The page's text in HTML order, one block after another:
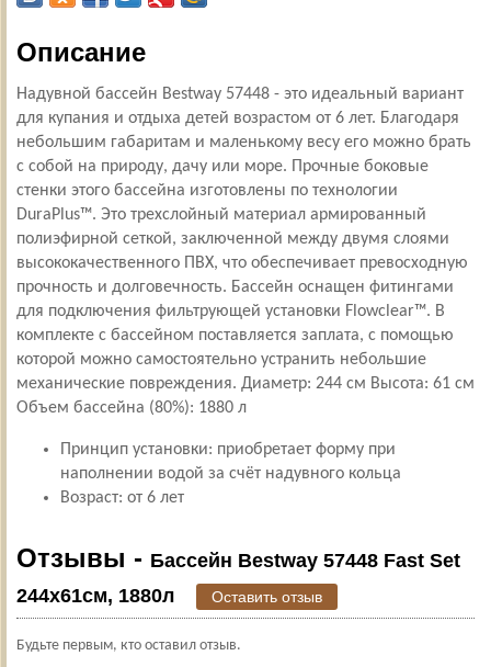
Описание
Надувной бассейн Bestway 57448 - это идеальный вариант
для купания и отдыха детей возрастом от 6 лет. Благодаря
небольшим габаритам и маленькому весу его можно брать
с собой на природу, дачу или море. Прочные боковые
стенки этого бассейна изготовлены по технологии
DuraPlus™. Это трехслойный материал армированный
полиэфирной сеткой, заключенной между двумя слоями
высококачественного ПВХ, что обеспечивает превосходную
прочность и долговечность. Бассейн оснащен фитингами
для подключения фильтрующей установки Flowclear™. В
комплекте с бассейном поставляется заплата, с помощью
которой можно самостоятельно устранить небольшие
механические повреждения. Диаметр: 244 см Высота: 61 см
Объем бассейна (80%): 1880 л
Принцип установки: приобретает форму при
наполнении водой за счёт надувного кольца
Возраст: от 6 лет
Отзывы - Бассейн Bestway 57448 Fast Set
244х61см, 1880л
Оставить отзыв
Будьте первым, кто оставил отзыв.